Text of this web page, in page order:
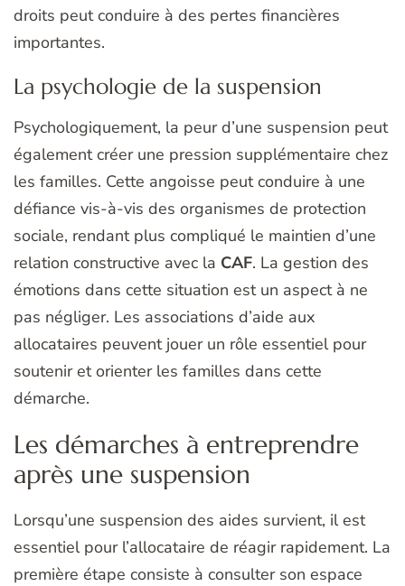
droits peut conduire à des pertes financières
importantes.
La psychologie de la suspension
Psychologiquement, la peur d’une suspension peut
également créer une pression supplémentaire chez
les familles. Cette angoisse peut conduire à une
défiance vis-à-vis des organismes de protection
sociale, rendant plus compliqué le maintien d’une
relation constructive avec la CAF. La gestion des
émotions dans cette situation est un aspect à ne
pas négliger. Les associations d’aide aux
allocataires peuvent jouer un rôle essentiel pour
soutenir et orienter les familles dans cette
démarche.
Les démarches à entreprendre
après une suspension
Lorsqu’une suspension des aides survient, il est
essentiel pour l’allocataire de réagir rapidement. La
première étape consiste à consulter son espace